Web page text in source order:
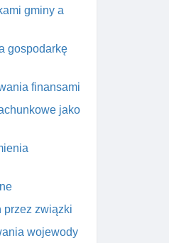
gminy a
gospodarkę
finansami
jako
przez związki
wojewody